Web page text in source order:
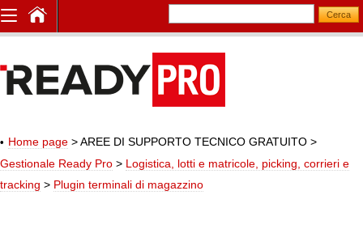
Home page > AREE DI SUPPORTO TECNICO GRATUITO >
Gestionale Ready Pro > Logistica, lotti e matricole, picking, corrieri e
tracking > Plugin terminali di magazzino